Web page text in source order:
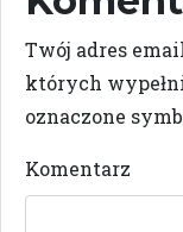
Twój adres
których
oznaczone
Komentarz